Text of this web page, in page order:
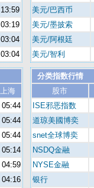
13:59
03:19
03:04
03:04
美元/巴西币
美元/墨披索
美元/阿根廷
美元/智利
上海
05:44
05:44
05:44
05:14
04:59
04:16
分类指数行情
股市
ISE邪恶指数
道琼美國博奕
snet全球博奕
NSDQ金融
NYSE金融
银行